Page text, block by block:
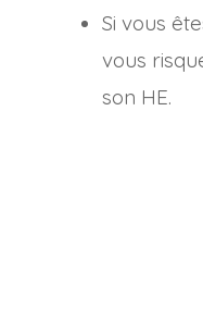
Si vous
vous
son HE.